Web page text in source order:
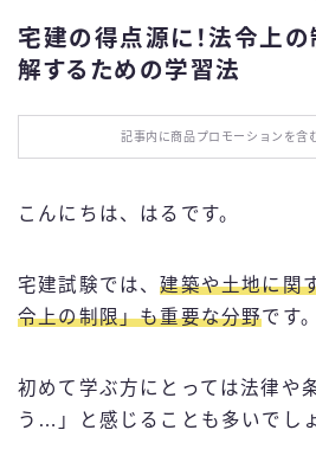
おでかけ
お役立ち情報
ふるさと納税
ブログ技術
宅建の得点源に！法令上
解するための学習法
記事内に商品プロモーションを含
こんにちは、はるです。
宅建試験では、建築や土地に関
令上の制限」も重要な分野です。
初めて学ぶ方にとっては法律や
う…」と感じることも多いでし